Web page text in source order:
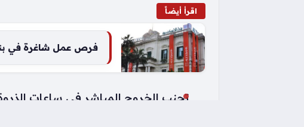
اقرأ أيضاً
فرص عمل شاغرة في بنك
تجنب الخروج المباشر في ساعات